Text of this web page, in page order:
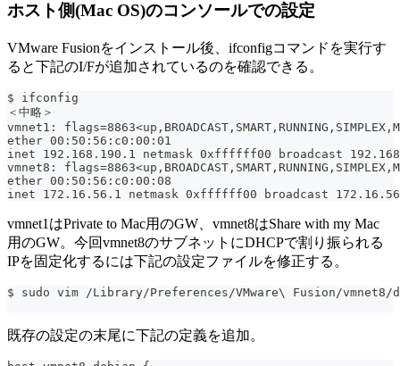
ホスト側(Mac OS)のコンソールでの設定
VMware Fusionをインストール後、ifconfigコマンドを実行す
ると下記のI/Fが追加されているのを確認できる。
$ ifconfig
＜中略＞
vmnet1:
ether 00:50:56:c0:00:01
inet 192.168.190.1 netmask 0xffffff00 broadcast
vmnet8:
ether 00:50:56:c0:00:08
inet 172.16.56.1 netmask 0xffffff00 broadcast
vmnet1はPrivate to Mac用のGW、vmnet8はShare with my Mac
用のGW。今回vmnet8のサブネットにDHCPで割り振られる
IPを固定化するには下記の設定ファイルを修正する。
$ sudo vim /Library/Preferences/VMware\ Fusion/vmnet8/
既存の設定の末尾に下記の定義を追加。